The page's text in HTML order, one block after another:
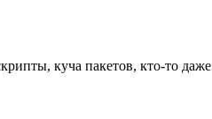
куча пакетов, кто-то